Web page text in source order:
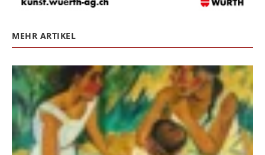
MEHR ARTIKEL